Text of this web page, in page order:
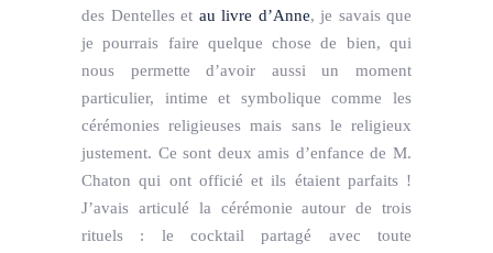
des Dentelles et au livre d’Anne, je savais que
je pourrais faire quelque chose de bien, qui
nous permette d’avoir aussi un moment
particulier, intime et symbolique comme les
cérémonies religieuses mais sans le religieux
justement. Ce sont deux amis d’enfance de M.
Chaton qui ont officié et ils étaient parfaits !
J’avais articulé la cérémonie autour de trois
rituels : le cocktail partagé avec toute